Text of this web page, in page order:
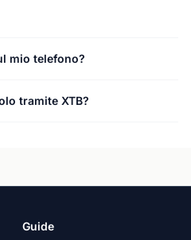
mio telefono?
tramite XTB?
Guide